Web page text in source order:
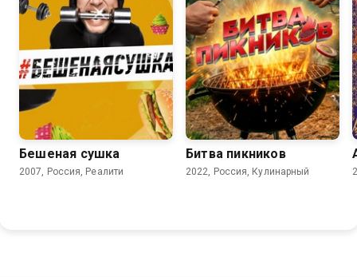
Бешеная сушка
2007, Россия, Реалити
Битва пикников
2022, Россия, Кулинарный